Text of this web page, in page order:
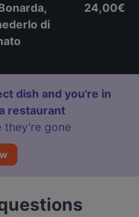
di
24,00€
dish and you're in
restaurant
gone